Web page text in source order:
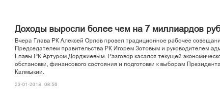
Äîõîäû âûðîñëè áîëåå ÷åì íà 7 ìèëëèàðäîâ
Â÷åðà Ãëàâà ÐÊ Àëåêñåé Îðëîâ ïðîâåë òðàäèöèîííîå ðàáî÷åå
Ïðåäñåäàòåëåì ïðàâèòåëüñòâà ÐÊ Èãîðåì Çîòîâûì è ðóêîâîäèòåëåì
Ãëàâû ÐÊ Àðòóðîì Äîðäæèåâûì. Ðàçãîâîð êàñàëñÿ òåêóùåé
îáñòàíîâêè, ôèíàíñîâîãî ñîñòîÿíèÿ è ïîäãîòîâêè ê âûáîðàì Ïðåçèäåíòà
Êàëìûêèè.
23-01-2018, 08:56